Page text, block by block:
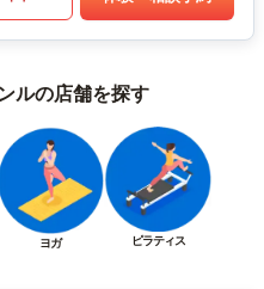
ルの店舗を探す
ヨガ ピラティス